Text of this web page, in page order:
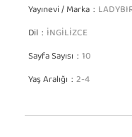
Yayınevi / Marka
Dil İNGİLİZCE
Sayfa Sayısı 10
Yaş Aralığı 2-4